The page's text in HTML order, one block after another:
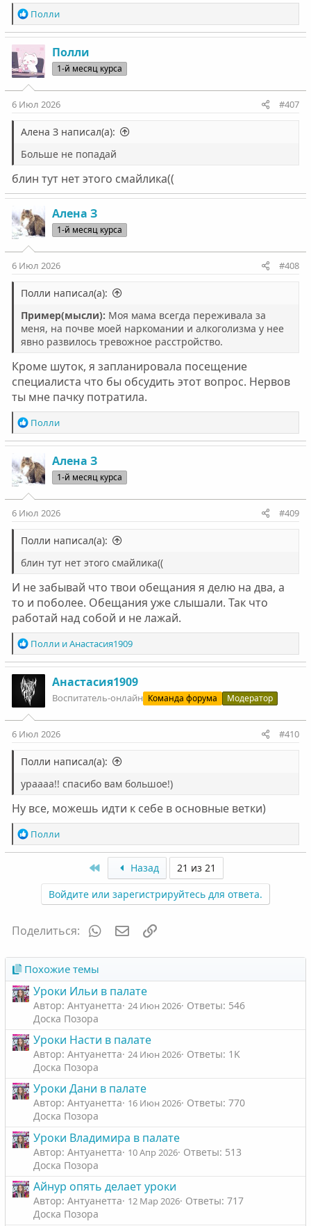
Р
е
а
к
ц
и
и
:
Полли
Полли
1-й месяц курса
6 Июл 2026 #407
Алена З написал(а):
Больше не попадай
блин тут нет этого смайлика((
Алена З
1-й месяц курса
6 Июл 2026 #408
Полли написал(а):
Пример(мысли): Моя мама всегда переживала за
меня, на почве моей наркомании и алкоголизма у нее
явно развилось тревожное расстройство.
Кроме шуток, я запланировала посещение
специалиста что бы обсудить этот вопрос. Нервов
ты мне пачку потратила.
Р
е
а
к
ц
и
и
:
Полли
Алена З
1-й месяц курса
6 Июл 2026 #409
Полли написал(а):
блин тут нет этого смайлика((
И не забывай что твои обещания я делю на два, а
то и поболее. Обещания уже слышали. Так что
работай над собой и не лажай.
Р
е
а
к
ц
и
и
:
ПоллииАнастасия1909
Анастасия1909
Воспитатель-онлайн Команда форума Модератор
6 Июл 2026 #410
Полли написал(а):
ураааа!! спасибо вам большое!)
Ну все, можешь идти к себе в основные ветки)
Р
е
Полли
First Назад
21 из 21
Войдите или зарегистрируйтесь для ответа.
Поделиться: WhatsAppЭлектронная почта
Похожие темы
Уроки Ильи в палате
Автор: Антуанетта 24 Июн 2026 Ответы: 546
Доска Позора
Уроки Насти в палате
Автор: Антуанетта 24 Июн 2026 Ответы: 1K
Доска Позора
Уроки Дани в палате
Автор: Антуанетта 16 Июн 2026 Ответы: 770
Доска Позора
Уроки Владимира в палате
Автор: Антуанетта 10 Апр 2026 Ответы: 513
Доска Позора
Айнур опять делает уроки
Автор: Антуанетта 12 Мар 2026 Ответы: 717
Доска Позора